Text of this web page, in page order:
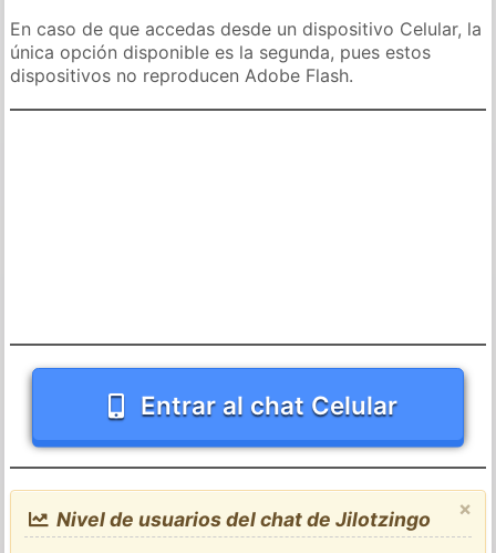
En caso de que accedas desde un dispositivo Celular, la
única opción disponible es la segunda, pues estos
dispositivos no reproducen Adobe Flash.
Entrar al chat Celular
×
Nivel de usuarios del chat de Jilotzingo